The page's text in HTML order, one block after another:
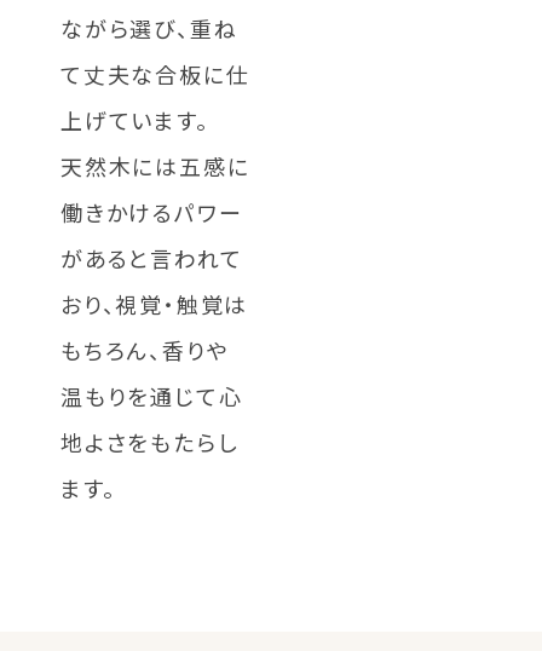
ながら選び、重ね
て丈夫な合板に仕
上げています。
天然木には五感に
働きかけるパワー
があると言われて
おり、視覚・触覚は
もちろん、香りや
温もりを通じて心
地よさをもたらし
ます。